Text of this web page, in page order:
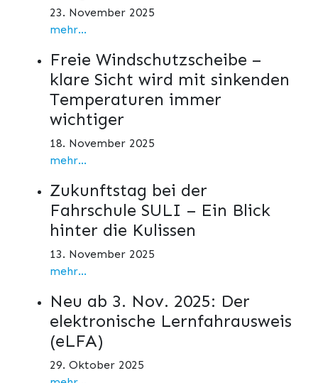
23. November 2025
mehr...
Freie Windschutzscheibe –
klare Sicht wird mit sinkenden
Temperaturen immer
wichtiger
18. November 2025
mehr...
Zukunftstag bei der
Fahrschule SULI – Ein Blick
hinter die Kulissen
13. November 2025
mehr...
Neu ab 3. Nov. 2025: Der
elektronische Lernfahrausweis
(eLFA)
29. Oktober 2025